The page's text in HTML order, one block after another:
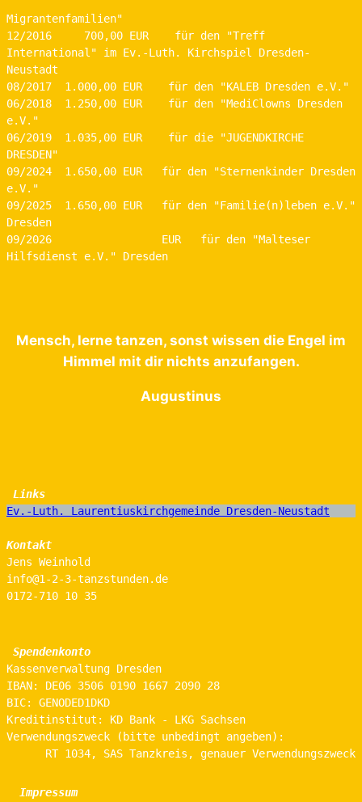
Migrantenfamilien"
12/2016     700,00 EUR    für den "Treff
International" im Ev.-Luth. Kirchspiel Dresden-
Neustadt
08/2017  1.000,00 EUR    für den "KALEB Dresden e.V."
06/2018  1.250,00 EUR    für den "MediClowns Dresden
e.V."
06/2019  1.035,00 EUR    für die "JUGENDKIRCHE
DRESDEN"
09/2024  1.650,00 EUR   für den "Sternenkinder Dresden
e.V."
09/2025  1.650,00 EUR   für den "Familie(n)leben e.V."
Dresden
09/2026                 EUR   für den "Malteser
Hilfsdienst e.V." Dresden
Mensch, lerne tanzen, sonst wissen die Engel im
Himmel mit dir nichts anzufangen.
Augustinus
Links
Ev.-Luth. Laurentiuskirchgemeinde Dresden-Neustadt
Kontakt
Jens Weinhold
info@1-2-3-tanzstunden.de
0172-710 10 35
Spendenkonto
Kassenverwaltung Dresden
IBAN: DE06 3506 0190 1667 2090 28
BIC: GENODED1DKD
Kreditinstitut: KD Bank - LKG Sachsen
Verwendungszweck (bitte unbedingt angeben):
      RT 1034, SAS Tanzkreis, genauer Verwendungszweck
  Impressum